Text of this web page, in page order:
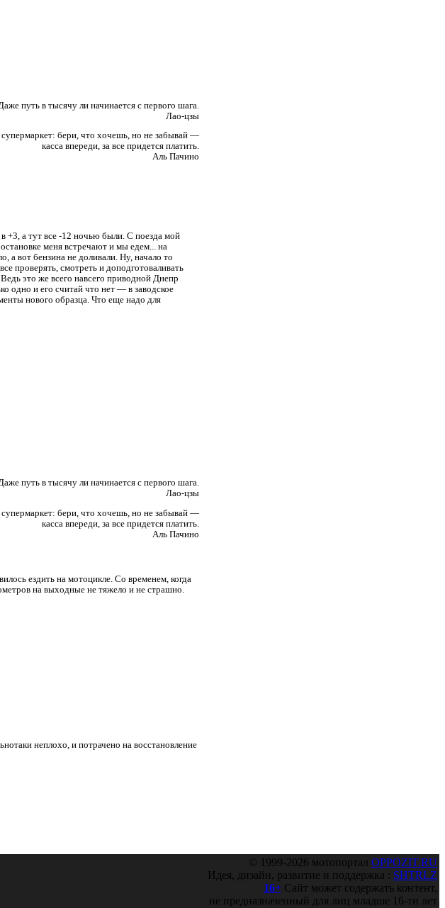
путь в тысячу ли начинается с первого шага.
Лао-цзы
бери, что хочешь, но не забывай —
касса впереди, за все придется платить.
Аль Пачино
+3, а тут все -12 ночью были. С поезда мой
меня встречают и мы едем... на
а вот бензина не доливали. Ну, начало то
проверять, смотреть и доподготоваливать
это же всего навсего приводной Днепр
одно и его считай что нет — в заводское
нового образца. Что еще надо для
путь в тысячу ли начинается с первого шага.
Лао-цзы
бери, что хочешь, но не забывай —
касса впереди, за все придется платить.
Аль Пачино
ездить на мотоцикле. Со временем, когда
на выходные не тяжело и не страшно.
неплохо, и потрачено на восстановление
© 1999-2026 мотопортал OPPOZIT.RU
Идея, дизайн, развитие и поддержка : SHTRLZ
16+ Сайт может содержать контент,
не предназначенный для лиц младше 16-ти лет